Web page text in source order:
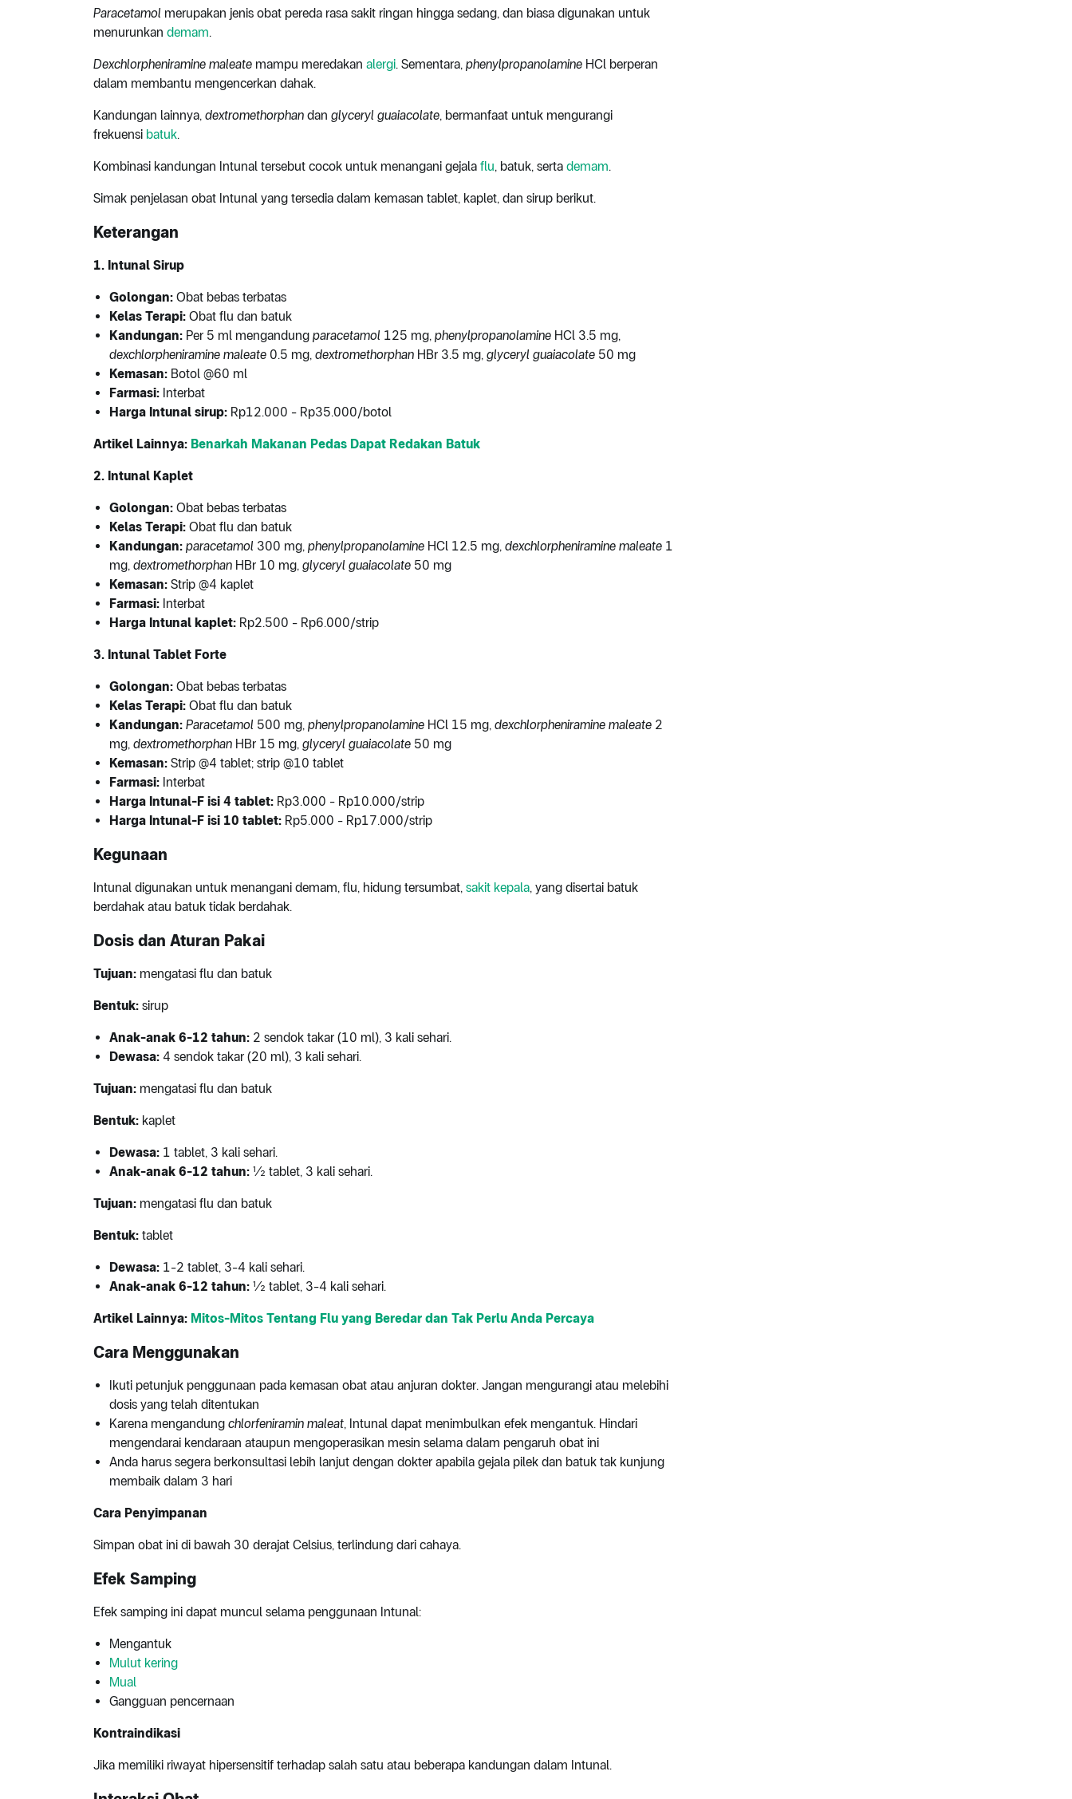
Paracetamol merupakan jenis obat pereda rasa sakit ringan hingga sedang, dan biasa digunakan untuk
menurunkan demam.
Dexchlorpheniramine maleate mampu meredakan alergi. Sementara, phenylpropanolamine HCl berperan
dalam membantu mengencerkan dahak.
Kandungan lainnya, dextromethorphan dan glyceryl guaiacolate, bermanfaat untuk mengurangi
frekuensi batuk.
Kombinasi kandungan Intunal tersebut cocok untuk menangani gejala flu, batuk, serta demam.
Simak penjelasan obat Intunal yang tersedia dalam kemasan tablet, kaplet, dan sirup berikut.
Keterangan
1. Intunal Sirup
Golongan: Obat bebas terbatas
Kelas Terapi: Obat flu dan batuk
Kandungan: Per 5 ml mengandung paracetamol 125 mg, phenylpropanolamine HCl 3.5 mg,
dexchlorpheniramine maleate 0.5 mg, dextromethorphan HBr 3.5 mg, glyceryl guaiacolate 50 mg
Kemasan: Botol @60 ml
Farmasi: Interbat
Harga Intunal sirup: Rp12.000 - Rp35.000/botol
Artikel Lainnya: Benarkah Makanan Pedas Dapat Redakan Batuk
2. Intunal Kaplet
Golongan: Obat bebas terbatas
Kelas Terapi: Obat flu dan batuk
Kandungan: paracetamol 300 mg, phenylpropanolamine HCl 12.5 mg, dexchlorpheniramine maleate 1
mg, dextromethorphan HBr 10 mg, glyceryl guaiacolate 50 mg
Kemasan: Strip @4 kaplet
Farmasi: Interbat
Harga Intunal kaplet: Rp2.500 - Rp6.000/strip
3. Intunal Tablet Forte
Golongan: Obat bebas terbatas
Kelas Terapi: Obat flu dan batuk
Kandungan: Paracetamol 500 mg, phenylpropanolamine HCl 15 mg, dexchlorpheniramine maleate 2
mg, dextromethorphan HBr 15 mg, glyceryl guaiacolate 50 mg
Kemasan: Strip @4 tablet; strip @10 tablet
Farmasi: Interbat
Harga Intunal-F isi 4 tablet: Rp3.000 - Rp10.000/strip
Harga Intunal-F isi 10 tablet: Rp5.000 - Rp17.000/strip
Kegunaan
Intunal digunakan untuk menangani demam, flu, hidung tersumbat, sakit kepala, yang disertai batuk
berdahak atau batuk tidak berdahak.
Dosis dan Aturan Pakai
Tujuan: mengatasi flu dan batuk
Bentuk: sirup
Anak-anak 6-12 tahun: 2 sendok takar (10 ml), 3 kali sehari.
Dewasa: 4 sendok takar (20 ml), 3 kali sehari.
Tujuan: mengatasi flu dan batuk
Bentuk: kaplet
Dewasa: 1 tablet, 3 kali sehari.
Anak-anak 6-12 tahun: ½ tablet, 3 kali sehari.
Tujuan: mengatasi flu dan batuk
Bentuk: tablet
Dewasa: 1-2 tablet, 3-4 kali sehari.
Anak-anak 6-12 tahun: ½ tablet, 3-4 kali sehari.
Artikel Lainnya: Mitos-Mitos Tentang Flu yang Beredar dan Tak Perlu Anda Percaya
Cara Menggunakan
Ikuti petunjuk penggunaan pada kemasan obat atau anjuran dokter. Jangan mengurangi atau melebihi
dosis yang telah ditentukan
Karena mengandung chlorfeniramin maleat, Intunal dapat menimbulkan efek mengantuk. Hindari
mengendarai kendaraan ataupun mengoperasikan mesin selama dalam pengaruh obat ini
Anda harus segera berkonsultasi lebih lanjut dengan dokter apabila gejala pilek dan batuk tak kunjung
membaik dalam 3 hari
Cara Penyimpanan
Simpan obat ini di bawah 30 derajat Celsius, terlindung dari cahaya.
Efek Samping
Efek samping ini dapat muncul selama penggunaan Intunal:
Mengantuk
Mulut kering
Mual
Gangguan pencernaan
Kontraindikasi
Jika memiliki riwayat hipersensitif terhadap salah satu atau beberapa kandungan dalam Intunal.